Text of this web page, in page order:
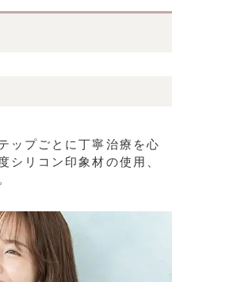
ップごとに丁寧治療を心
シリコン印象材の使用、